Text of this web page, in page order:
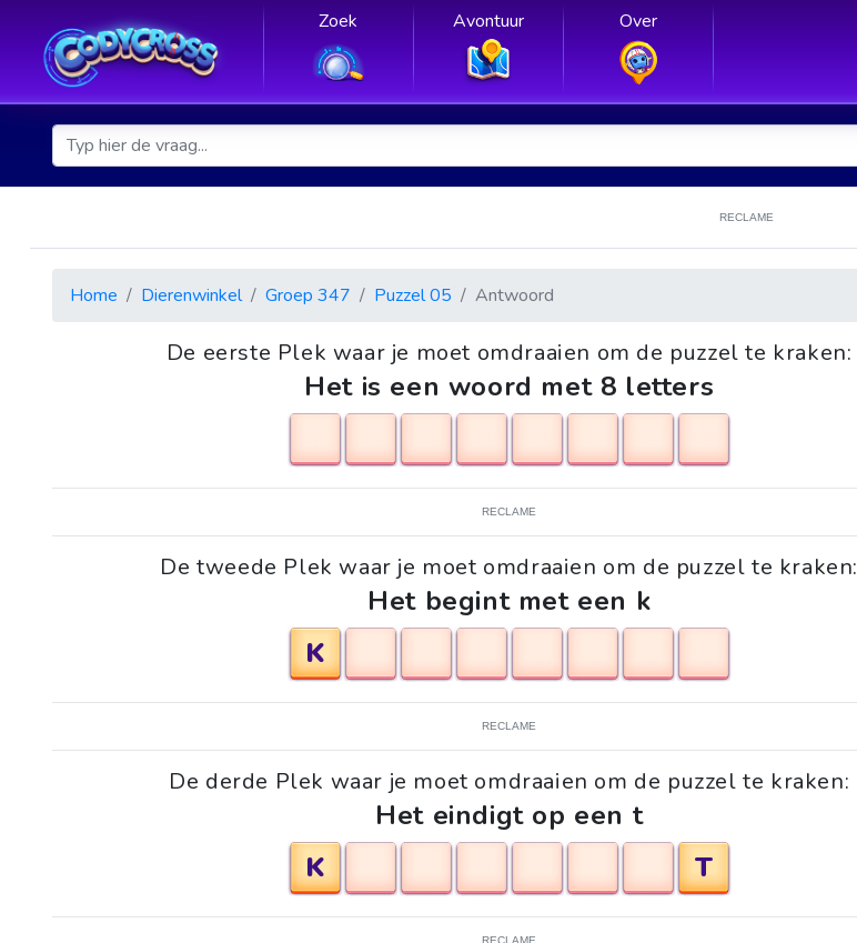
Zoek Avontuur Over
RECLAME
Home Dierenwinkel Groep 347 Puzzel 05 Antwoord
De eerste Plek waar je moet omdraaien om de puzzel te kraken:
Het is een woord met 8 letters
RECLAME
De tweede Plek waar je moet omdraaien om de puzzel te kraken:
Het begint met een k
K
RECLAME
De derde Plek waar je moet omdraaien om de puzzel te kraken:
Het eindigt op een t
K
T
RECLAME